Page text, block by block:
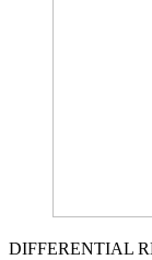
DIFFERENTIAL